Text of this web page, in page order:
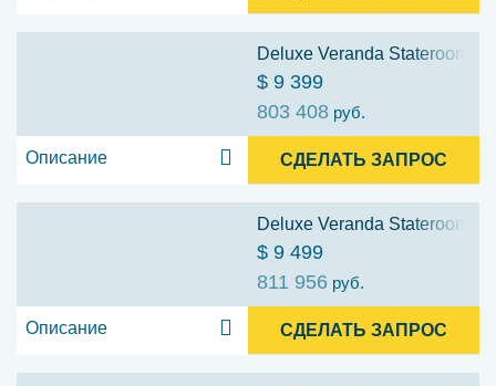
Deluxe Veranda Stateroom
$ 9 399
803 408 руб.
Описание СДЕЛАТЬ ЗАПРОС
Deluxe Veranda Stateroom
$ 9 499
811 956 руб.
Описание СДЕЛАТЬ ЗАПРОС